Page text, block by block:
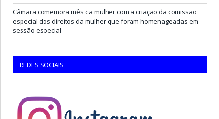
Câmara comemora mês da mulher com a criação da comissão
especial dos direitos da mulher que foram homenageadas em
sessão especial
REDES SOCIAIS